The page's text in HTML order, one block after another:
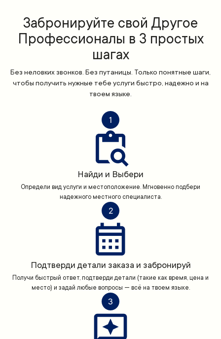
Забронируйте свой Другое
Профессионалы в 3 простых
шагах
Без неловких звонков. Без путаницы. Только понятные шаги,
чтобы получить нужные тебе услуги быстро, надежно и на
твоем языке.
1
Найди и Выбери
Определи вид услуги и местоположение. Мгновенно подбери
надежного местного специалиста.
2
Подтверди детали заказа и забронируй
Получи быстрый ответ, подтверди детали (такие как время, цена и
место) и задай любые вопросы — всё на твоем языке.
3